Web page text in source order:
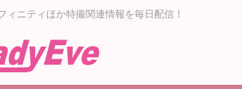
ニティほか特撮関連情報を毎日配信！